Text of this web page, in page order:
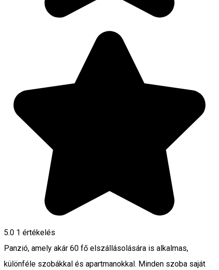
5.0 1 értékelés
Panzió, amely akár 60 fő elszállásolására is alkalmas,
különféle szobákkal és apartmanokkal. Minden szoba saját